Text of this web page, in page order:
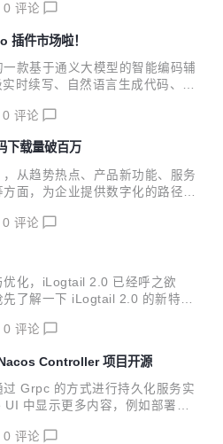
0 评论
插件市场啦！
款基于通义大模型的智能编码辅
时续写、自然语言生成代码、单
供代码智能生成、研发智能问答
0 评论
下载量破百万
，从趋势热点、产品新功能、服务
面，为企业提供数字化的路径与
0 评论
优化，iLogtail 2.0 已经呼之欲
了解一下 iLogtail 2.0 的新特性
0 评论
Controller 项目开源
Grpc 的方式进行持久化服务实
中显示更多内容，例如部署模
0 评论